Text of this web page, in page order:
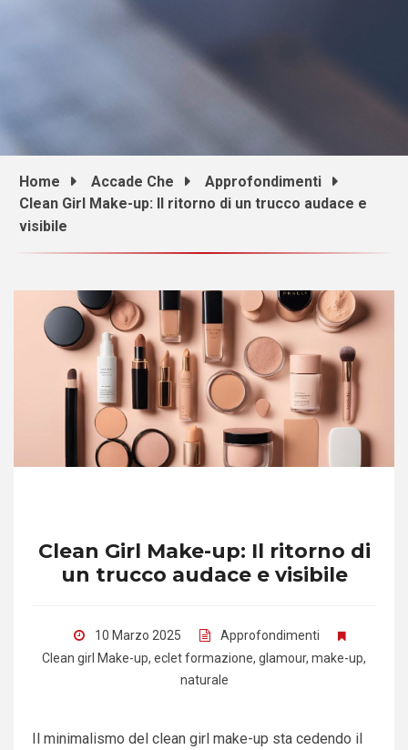
Home Accade Che
Approfondimenti
Clean Girl Make-up: Il ritorno di un trucco audace e
visibile
Clean Girl Make-up: Il ritorno di
un trucco audace e visibile
10 Marzo 2025
Approfondimenti
Clean girl Make-up, eclet formazione, glamour, make-up,
naturale
Il minimalismo del clean girl make-up sta cedendo il